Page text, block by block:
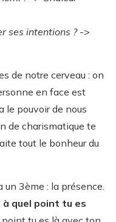
ses intentions ?->
de notre cerveau : on
en face est
le pouvoir de nous
de charismatique te
tout le bonheur du
3ème : la présence.
quel point tu es